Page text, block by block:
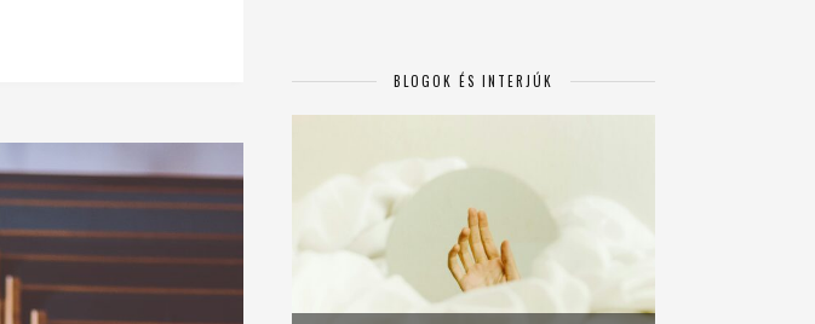
BLOGOK ÉS INTERJÚK